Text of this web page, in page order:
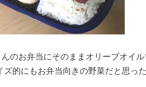
んのお弁当にそのままオリーブオイ
ズ的にもお弁当向きの野菜だと思っ